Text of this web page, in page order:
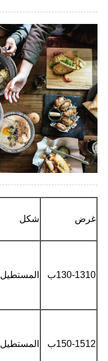
غرض شكل
130-1310ب المستطيل
150-1512ب المستطيل